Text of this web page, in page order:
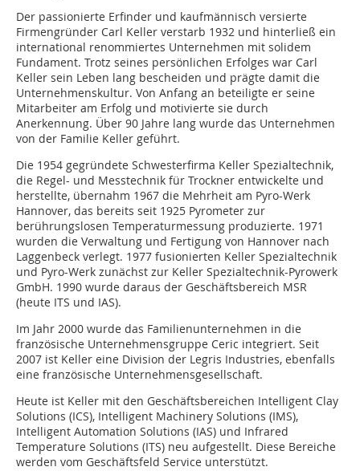
Der passionierte Erfinder und kaufmännisch versierte
Firmengründer Carl Keller verstarb 1932 und hinterließ ein
international renommiertes Unternehmen mit solidem
Fundament. Trotz seines persönlichen Erfolges war Carl
Keller sein Leben lang bescheiden und prägte damit die
Unternehmenskultur. Von Anfang an beteiligte er seine
Mitarbeiter am Erfolg und motivierte sie durch
Anerkennung. Über 90 Jahre lang wurde das Unternehmen
von der Familie Keller geführt.
Die 1954 gegründete Schwesterfirma Keller Spezialtechnik,
die Regel- und Messtechnik für Trockner entwickelte und
herstellte, übernahm 1967 die Mehrheit am Pyro-Werk
Hannover, das bereits seit 1925 Pyrometer zur
berührungslosen Temperaturmessung produzierte. 1971
wurden die Verwaltung und Fertigung von Hannover nach
Laggenbeck verlegt. 1977 fusionierten Keller Spezialtechnik
und Pyro-Werk zunächst zur Keller Spezialtechnik-Pyrowerk
GmbH. 1990 wurde daraus der Geschäftsbereich MSR
(heute ITS und IAS).
Im Jahr 2000 wurde das Familienunternehmen in die
französische Unternehmensgruppe Ceric integriert. Seit
2007 ist Keller eine Division der Legris Industries, ebenfalls
eine französische Unternehmensgesellschaft.
Heute ist Keller mit den Geschäftsbereichen Intelligent Clay
Solutions (ICS), Intelligent Machinery Solutions (IMS),
Intelligent Automation Solutions (IAS) und Infrared
Temperature Solutions (ITS) neu aufgestellt. Diese Bereiche
werden vom Geschäftsfeld Service unterstützt.